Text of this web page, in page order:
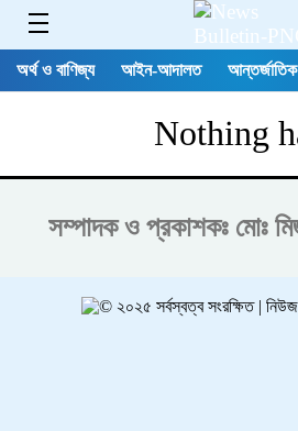
অর্থ ও বাণিজ্য আইন-আদালত আন্তর্জাতিক
Nothing
সম্পাদক ও প্রকাশকঃ মোঃ